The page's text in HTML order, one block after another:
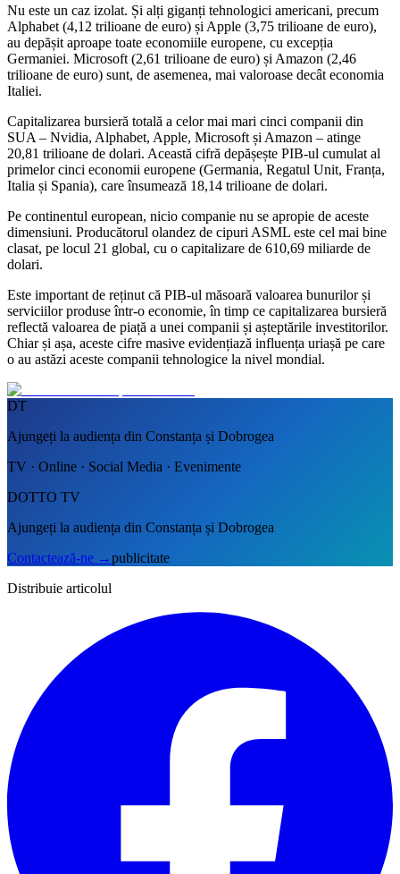
Nu este un caz izolat. Și alți giganți tehnologici americani, precum
Alphabet (4,12 trilioane de euro) și Apple (3,75 trilioane de euro),
au depășit aproape toate economiile europene, cu excepția
Germaniei. Microsoft (2,61 trilioane de euro) și Amazon (2,46
trilioane de euro) sunt, de asemenea, mai valoroase decât economia
Italiei.
Capitalizarea bursieră totală a celor mai mari cinci companii din
SUA – Nvidia, Alphabet, Apple, Microsoft și Amazon – atinge
20,81 trilioane de dolari. Această cifră depășește PIB-ul cumulat al
primelor cinci economii europene (Germania, Regatul Unit, Franța,
Italia și Spania), care însumează 18,14 trilioane de dolari.
Pe continentul european, nicio companie nu se apropie de aceste
dimensiuni. Producătorul olandez de cipuri ASML este cel mai bine
clasat, pe locul 21 global, cu o capitalizare de 610,69 miliarde de
dolari.
Este important de reținut că PIB-ul măsoară valoarea bunurilor și
serviciilor produse într-o economie, în timp ce capitalizarea bursieră
reflectă valoarea de piață a unei companii și așteptările investitorilor.
Chiar și așa, aceste cifre masive evidențiază influența uriașă pe care
o au astăzi aceste companii tehnologice la nivel mondial.
DT
Ajungeți la audiența din Constanța și Dobrogea
TV · Online · Social Media · Evenimente
DOTTO TV
Ajungeți la audiența din Constanța și Dobrogea
Contactează-ne →publicitate
Distribuie articolul